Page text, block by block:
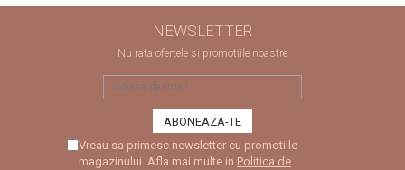
NEWSLETTER
Nu rata ofertele si promotiile noastre
Vreau sa primesc newsletter cu promotiile
magazinului. Afla mai multe in Politica de